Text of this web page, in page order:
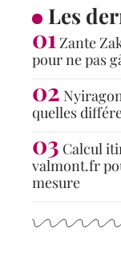
Les
Zante
pour ne pas
quelles
Calcul
valmont.fr
mesure